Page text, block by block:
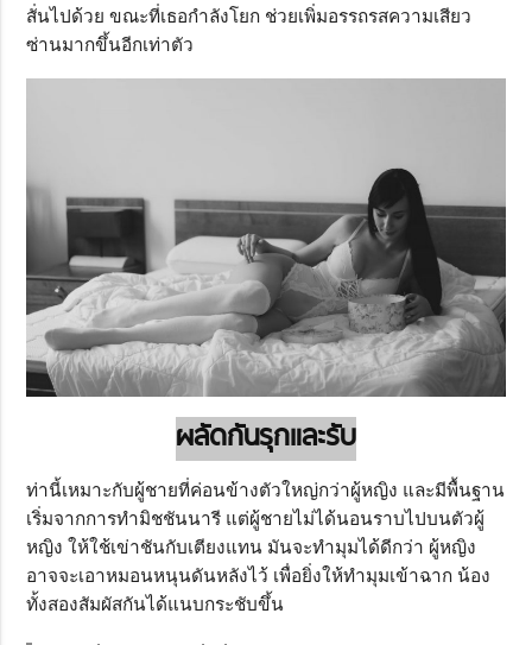
สั่นไปด้วย ขณะที่เธอกำลังโยก ช่วยเพิ่มอรรถรสความเสียว
ซ่านมากขึ้นอีกเท่าตัว
ผลัดกันรุกและรับ
ท่านี้เหมาะกับผู้ชายที่ค่อนข้างตัวใหญ่กว่าผู้หญิง และมีพื้นฐาน
เริ่มจากการทำมิชชันนารี แต่ผู้ชายไม่ได้นอนราบไปบนตัวผู้
หญิง ให้ใช้เข่าชันกับเตียงแทน มันจะทำมุมได้ดีกว่า ผู้หญิง
อาจจะเอาหมอนหนุนดันหลังไว้ เพื่อยิ่งให้ทำมุมเข้าฉาก น้อง
ทั้งสองสัมผัสกันได้แนบกระชับขึ้น